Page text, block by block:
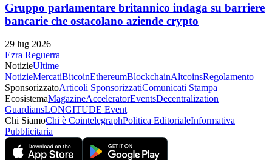
Gruppo parlamentare britannico indaga su barriere
bancarie che ostacolano aziende crypto
29 lug 2026
Ezra Reguerra
NotizieUltime
NotizieMercatiBitcoinEthereumBlockchainAltcoinsRegolamento
SponsorizzatoArticoli SponsorizzatiComunicati Stampa
EcosistemaMagazineAcceleratorEventsDecentralization
GuardiansLONGITUDE Event
Chi SiamoChi è CointelegraphPolitica EditorialeInformativa
Pubblicitaria